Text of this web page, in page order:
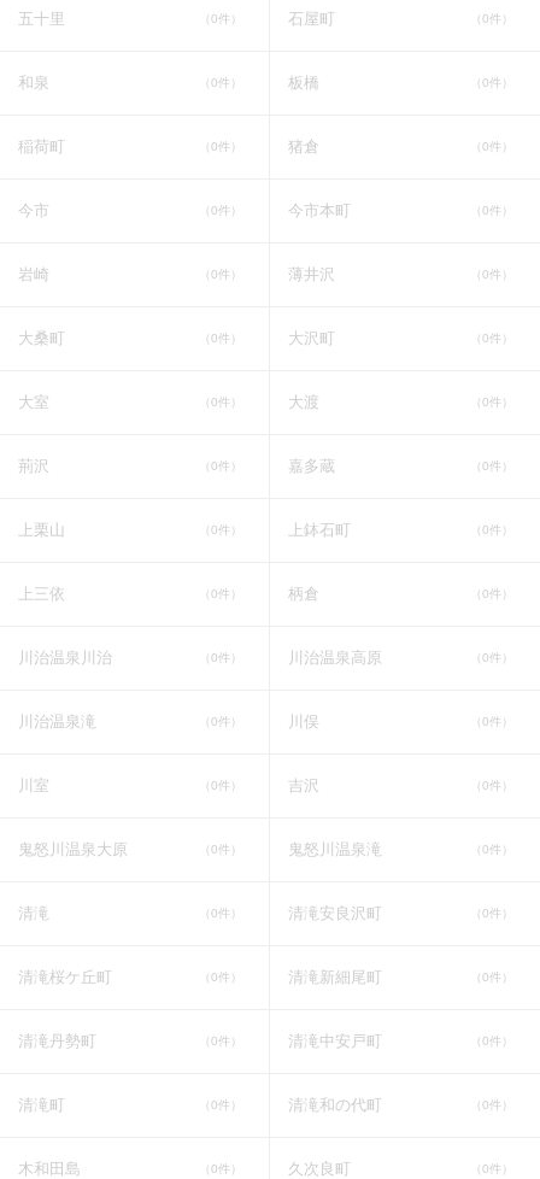
五十里 （0件） 石屋町 （0件）
和泉 （0件） 板橋 （0件）
稲荷町 （0件） 猪倉 （0件）
今市 （0件） 今市本町 （0件）
岩崎 （0件） 薄井沢 （0件）
大桑町 （0件） 大沢町 （0件）
大室 （0件） 大渡 （0件）
荊沢 （0件） 嘉多蔵 （0件）
上栗山 （0件） 上鉢石町 （0件）
上三依 （0件） 柄倉 （0件）
川治温泉川治 （0件） 川治温泉高原 （0件）
川治温泉滝 （0件） 川俣 （0件）
川室 （0件） 吉沢 （0件）
鬼怒川温泉大原 （0件） 鬼怒川温泉滝 （0件）
清滝 （0件） 清滝安良沢町 （0件）
清滝桜ケ丘町 （0件） 清滝新細尾町 （0件）
清滝丹勢町 （0件） 清滝中安戸町 （0件）
清滝町 （0件） 清滝和の代町 （0件）
木和田島 （0件） 久次良町 （0件）